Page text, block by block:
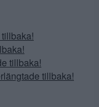
tillbaka!
tillbaka!